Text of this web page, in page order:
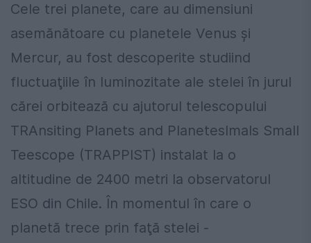
Cele trei planete, care au dimensiuni
asemănătoare cu planetele Venus şi
Mercur, au fost descoperite studiind
fluctuaţiile în luminozitate ale stelei în jurul
cărei orbitează cu ajutorul telescopului
TRAnsiting Planets and PlanetesImals Small
Teescope (TRAPPIST) instalat la o
altitudine de 2400 metri la observatorul
ESO din Chile. În momentul în care o
planetă trece prin faţă stelei -